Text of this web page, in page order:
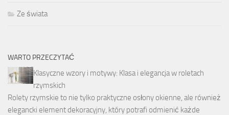
Ze świata
WARTO PRZECZYTAĆ
Klasyczne wzory i motywy: Klasa i elegancja w roletach
rzymskich
Rolety rzymskie to nie tylko praktyczne osłony okienne, ale również
elegancki element dekoracyjny, który potrafi odmienić każde